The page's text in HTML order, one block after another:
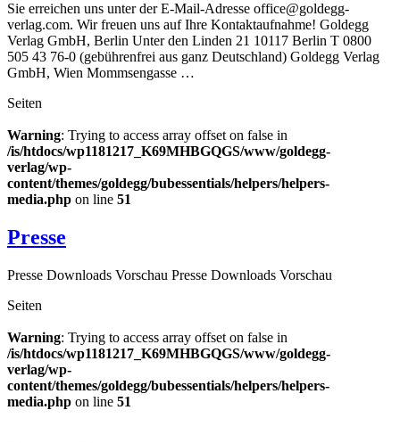
Sie erreichen uns unter der E-Mail-Adresse office@goldegg-
verlag.com. Wir freuen uns auf Ihre Kontaktaufnahme! Goldegg
Verlag GmbH, Berlin Unter den Linden 21 10117 Berlin T 0800
505 43 76-0 (gebührenfrei aus ganz Deutschland) Goldegg Verlag
GmbH, Wien Mommsengasse …
Seiten
Warning: Trying to access array offset on false in
/is/htdocs/wp1181217_K69MHBGQGS/www/goldegg-
verlag/wp-
content/themes/goldegg/bubessentials/helpers/helpers-
media.php on line 51
Presse
Presse Downloads Vorschau Presse Downloads Vorschau
Seiten
Warning: Trying to access array offset on false in
/is/htdocs/wp1181217_K69MHBGQGS/www/goldegg-
verlag/wp-
content/themes/goldegg/bubessentials/helpers/helpers-
media.php on line 51